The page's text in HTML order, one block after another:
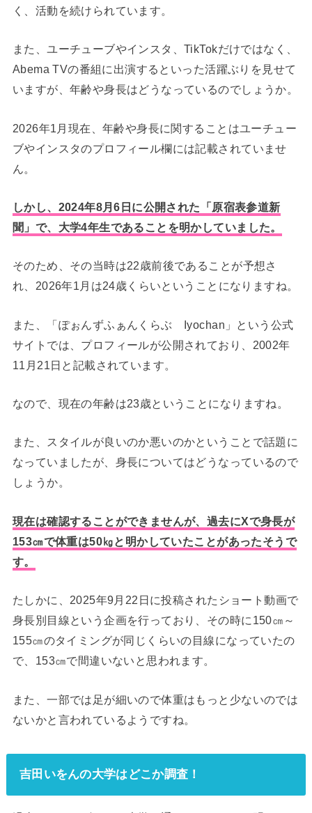
く、活動を続けられています。
また、ユーチューブやインスタ、TikTokだけではなく、
Abema TVの番組に出演するといった活躍ぶりを見せて
いますが、年齢や身長はどうなっているのでしょうか。
2026年1月現在、年齢や身長に関することはユーチュー
ブやインスタのプロフィール欄には記載されていませ
ん。
しかし、2024年8月6日に公開された「原宿表参道新
聞」で、大学4年生であることを明かしていました。
そのため、その当時は22歳前後であることが予想さ
れ、2026年1月は24歳くらいということになりますね。
また、「ぽぉんずふぁんくらぶ Iyochan」という公式
サイトでは、プロフィールが公開されており、2002年
11月21日と記載されています。
なので、現在の年齢は23歳ということになりますね。
また、スタイルが良いのか悪いのかということで話題に
なっていましたが、身長についてはどうなっているので
しょうか。
現在は確認することができませんが、過去にXで身長が
153㎝で体重は50㎏と明かしていたことがあったそうで
す。
たしかに、2025年9月22日に投稿されたショート動画で
身長別目線という企画を行っており、その時に150㎝～
155㎝のタイミングが同じくらいの目線になっていたの
で、153㎝で間違いないと思われます。
また、一部では足が細いので体重はもっと少ないのでは
ないかと言われているようですね。
吉田いをんの大学はどこか調査！